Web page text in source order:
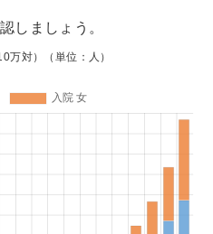
しましょう。
対）（単位：人）